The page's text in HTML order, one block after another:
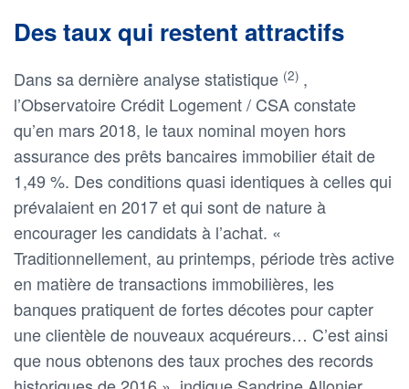
Des taux qui restent attractifs
Dans sa dernière analyse statistique (2) ,
l’Observatoire Crédit Logement / CSA constate
qu’en mars 2018, le taux nominal moyen hors
assurance des prêts bancaires immobilier était de
1,49 %. Des conditions quasi identiques à celles qui
prévalaient en 2017 et qui sont de nature à
encourager les candidats à l’achat. «
Traditionnellement, au printemps, période très active
en matière de transactions immobilières, les
banques pratiquent de fortes décotes pour capter
une clientèle de nouveaux acquéreurs… C’est ainsi
que nous obtenons des taux proches des records